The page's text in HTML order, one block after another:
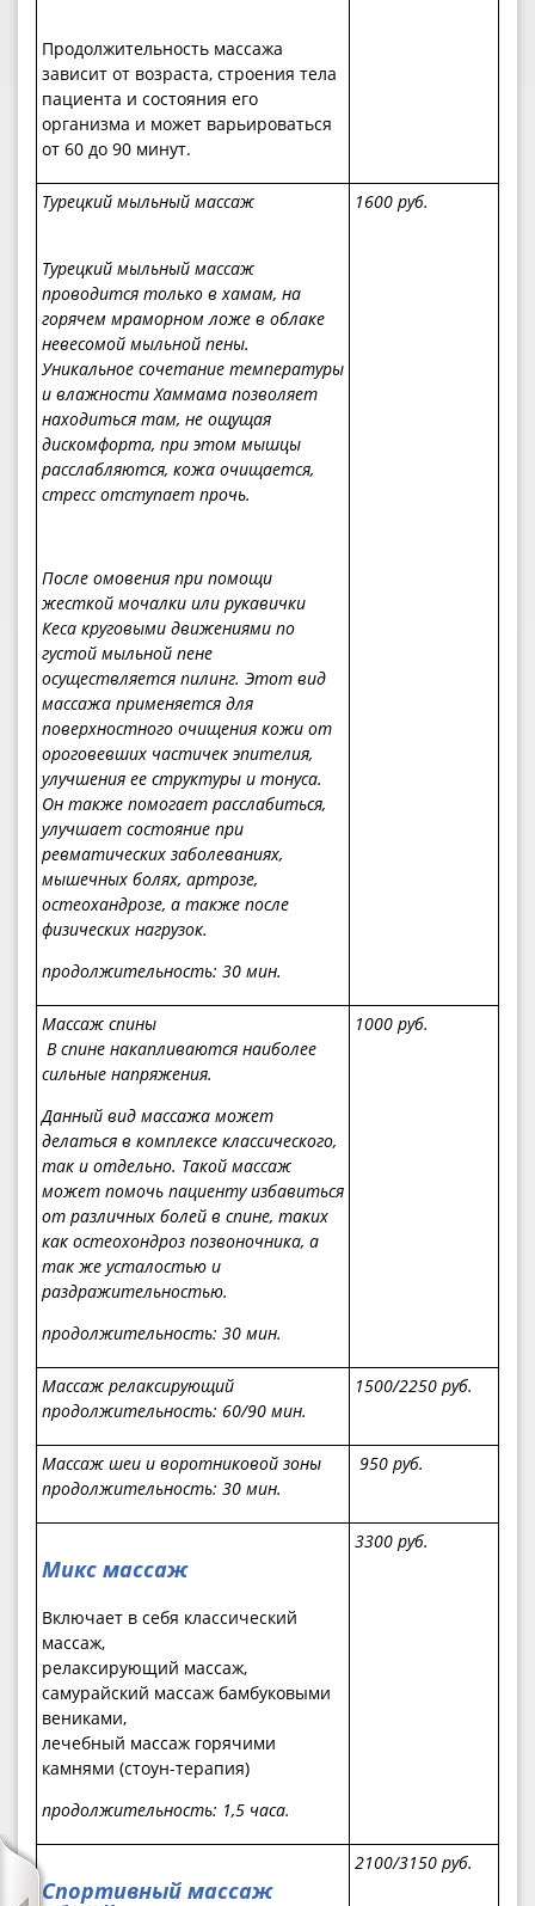
Продолжительность массажа
зависит от возраста, строения тела
пациента и состояния его
организма и может варьироваться
от 60 до 90 минут.
Турецкий мыльный массаж
Турецкий мыльный массаж
проводится только в хамам, на
горячем мраморном ложе в облаке
невесомой мыльной пены.
Уникальное сочетание температуры
и влажности Хаммама позволяет
находиться там, не ощущая
дискомфорта, при этом мышцы
расслабляются, кожа очищается,
стресс отступает прочь.
После омовения при помощи
жесткой мочалки или рукавички
Кеса круговыми движениями по
густой мыльной пене
осуществляется пилинг. Этот вид
массажа применяется для
поверхностного очищения кожи от
ороговевших частичек эпителия,
улучшения ее структуры и тонуса.
Он также помогает расслабиться,
улучшает состояние при
ревматических заболеваниях,
мышечных болях, артрозе,
остеохандрозе, а также после
физических нагрузок.
продолжительность: 30 мин.
1600 руб.
Массаж спины
В спине накапливаются наиболее
сильные напряжения.
Данный вид массажа может
делаться в комплексе классического,
так и отдельно. Такой массаж
может помочь пациенту избавиться
от различных болей в спине, таких
как остеохондроз позвоночника, а
так же усталостью и
раздражительностью.
продолжительность: 30 мин.
1000 руб.
Массаж релаксирующий
продолжительность: 60/90 мин.
1500/2250 руб.
Массаж шеи и воротниковой зоны
продолжительность: 30 мин.
950 руб.
Микс массаж
Включает в себя классический
массаж,
релаксирующий массаж,
самурайский массаж бамбуковыми
вениками,
лечебный массаж горячими
камнями (стоун-терапия)
продолжительность: 1,5 часа.
3300 руб.
Спортивный массаж
2100/3150 руб.